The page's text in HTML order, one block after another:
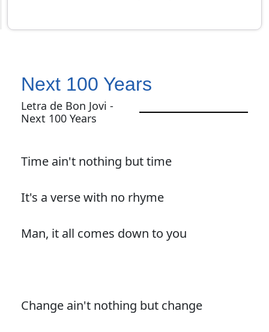
Next 100 Years
Letra de Bon Jovi -
Next 100 Years
Time ain't nothing but time
It's a verse with no rhyme
Man, it all comes down to you
Change ain't nothing but change